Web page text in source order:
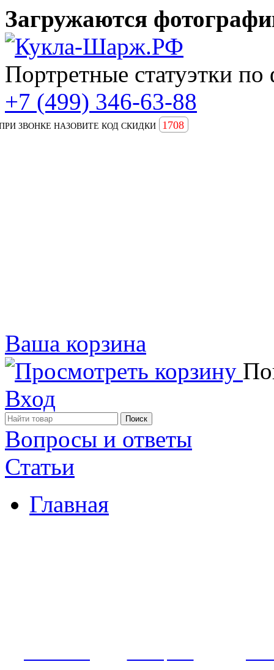
Загружаются
Портретные статуэтки по
+7 (499) 346-63-88
ЗВОНКЕ НАЗОВИТЕ КОД СКИДКИ 1708
Ваша корзина
Вход
Вопросы и ответы
Статьи
Главная